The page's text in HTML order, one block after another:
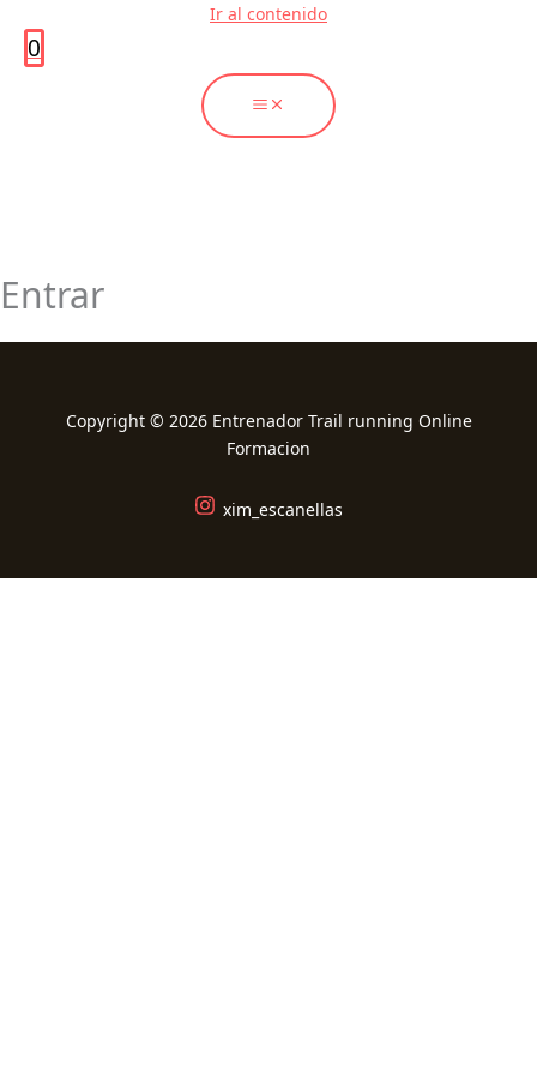
Ir al contenido
0
Entrar
Copyright © 2026 Entrenador Trail running Online
Formacion
xim_escanellas